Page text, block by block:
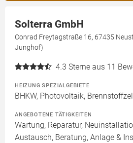
Solterra GmbH
Conrad Freytagstraße 16, 67435
Junghof)
4.3 Sterne aus 11
HEIZUNG SPEZIALGEBIETE
BHKW, Photovoltaik,
ANGEBOTENE TÄTIGKEITEN
Wartung, Reparatur,
Austausch, Beratung, Anlage &